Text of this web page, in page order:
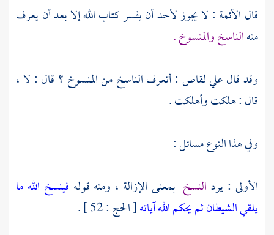
قال الأئمة : لا يجوز لأحد أن يفسر كتاب الله إلا بعد أن يعرف
منهالناسخ والمنسوخ .
وقد قالعليلقاص : أتعرف الناسخ من المنسوخ ؟ قال : لا ،
قال : هلكت وأهلكت .
وفي هذا النوع مسائل :
الأولى : يرد النسخ بمعنى الإزالة ، ومنه قوله فينسخ الله ما
يلقي الشيطان ثم يحكم الله آياته[ الحج : 52 ] .